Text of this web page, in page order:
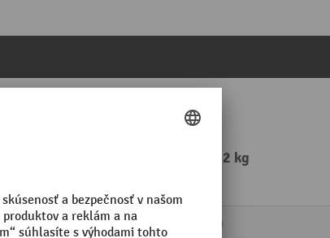
Ø 20 mm, dĺžka 400 mm, nosnosť 2 kg
20 mm